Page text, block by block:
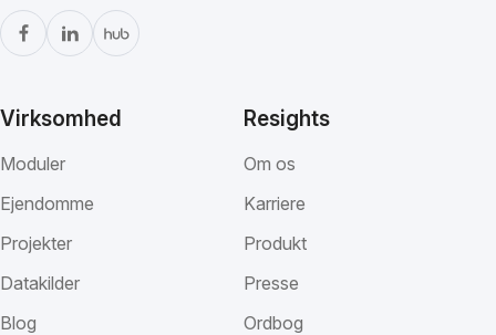
Virksomhed
Moduler
Ejendomme
Projekter
Datakilder
Blog
Resights
Om os
Karriere
Produkt
Presse
Ordbog